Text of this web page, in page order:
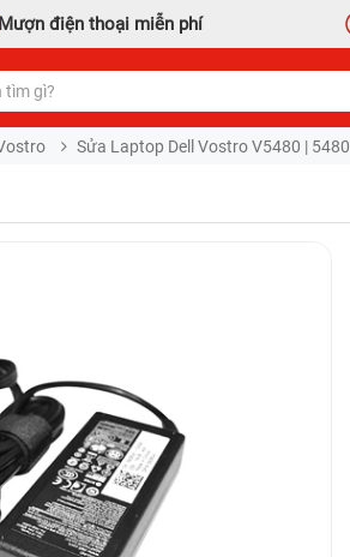
điện thoại miễn phí
Sửa Laptop Dell Vostro V5480 | 5480